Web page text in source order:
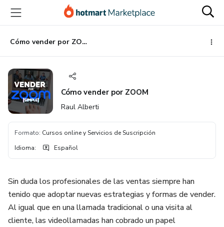
principal
página
de
página
Cómo vender por ZOOM
Cómo vender por ZOOM
Raul Alberti
Formato: Cursos online y Servicios de Suscripción
Idioma: Español
Sin duda los profesionales de las ventas siempre han
tenido que adoptar nuevas estrategias y formas de vender.
Al igual que en una llamada tradicional o una visita al
cliente, las videollamadas han cobrado un papel